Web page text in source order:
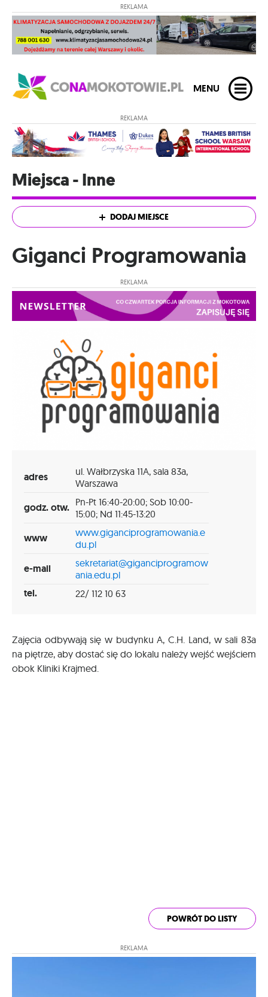
REKLAMA
MENU
REKLAMA
Miejsca - Inne
DODAJ MIEJSCE
Giganci Programowania
REKLAMA
adres
ul. Wałbrzyska 11A, sala 83a,
Warszawa
godz. otw. Pn-Pt 16:40-20:00; Sob 10:00-
15:00; Nd 11:45-13:20
www
www.giganciprogramowania.e
du.pl
e-mail
sekretariat@giganciprogramow
ania.edu.pl
tel. 22/ 112 10 63
Zajęcia odbywają się w budynku A, C.H. Land, w sali 83a
na piętrze, aby dostać się do lokalu należy wejść wejściem
obok Kliniki Krajmed.
POWRÓT DO LISTY
REKLAMA